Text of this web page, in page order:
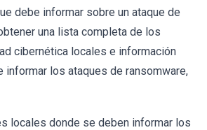
debe informar sobre un ataque de
una lista completa de los
cibernética locales e información
informar los ataques de ransomware,
locales donde se deben informar los